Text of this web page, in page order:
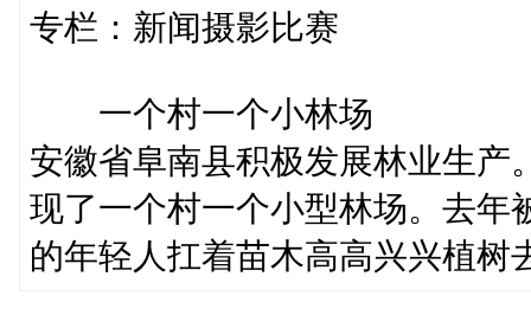
专栏：新闻摄影比赛
一个村一个小林场
安徽省阜南县积极发展林业生产
现了一个村一个小型林场。去年
的年轻人扛着苗木高高兴兴植树